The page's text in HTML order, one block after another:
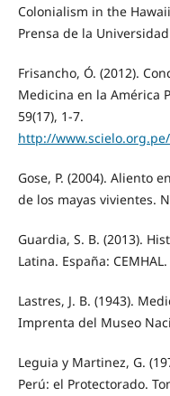
Colonialism in the
Prensa de la
Frisancho, Ó. (2012).
Medicina en la América
59(17), 1-7.
http://
Gose, P. (2004). Aliento
de los mayas vivientes.
Guardia, S. B. (2013).
Latina. España: CEMHAL.
Lastres, J. B. (1943).
Imprenta del Museo
Leguia y Martinez, G.
Perú: el Protectorado.